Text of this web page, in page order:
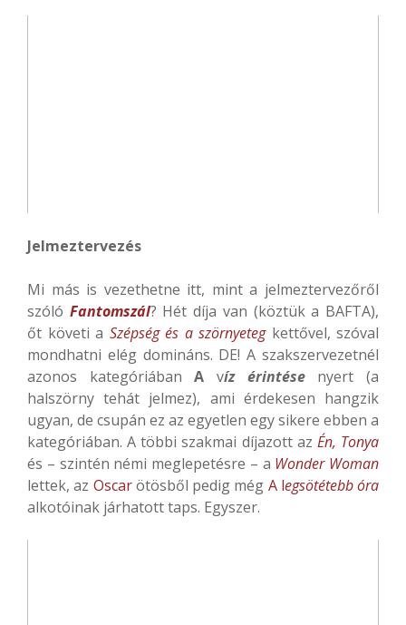
Jelmeztervezés
Mi más is vezethetne itt, mint a jelmeztervezőről
szóló Fantomszál? Hét díja van (köztük a BAFTA),
őt követi a Szépség és a szörnyetegkettővel, szóval
mondhatni elég domináns. DE! A szakszervezetnél
azonos kategóriábanA víz érintésenyert (a
halszörny tehát jelmez), ami érdekesen hangzik
ugyan, de csupán ez az egyetlen egy sikere ebben a
kategóriában. A többi szakmai díjazott az Én, Tonya
és – szintén némi meglepetésre – a Wonder Woman
lettek, az Oscarötösből pedig még A legsötétebb óra
alkotóinak járhatott taps. Egyszer.